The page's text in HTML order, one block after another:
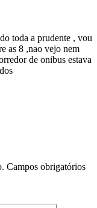
toda a prudente , vou
as 8 ,nao vejo nem
de onibus estava
Campos obrigatórios